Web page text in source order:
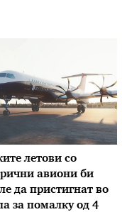
летови со
авиони би
да пристигнат во
за помалку од 4